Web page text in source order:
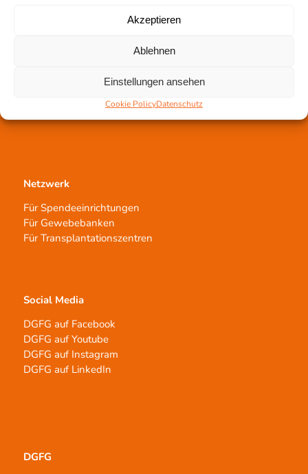
Akzeptieren
Ablehnen
Einstellungen ansehen
Cookie PolicyDatenschutz
Newsletter abonnieren
Netzwerk
Für Spendeeinrichtungen
Für Gewebebanken
Für Transplantationszentren
Social Media
DGFG auf Facebook
DGFG auf Youtube
DGFG auf Instagram
DGFG auf LinkedIn
DGFG